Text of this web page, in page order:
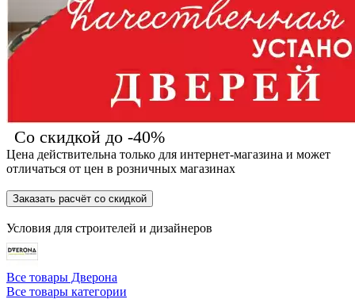
Со скидкой до -40%
Цена действительна только для интернет-магазина и может
отличаться от цен в розничных магазинах
Заказать расчёт со скидкой
Условия для строителей и дизайнеров
Все товары Дверона
Все товары категории